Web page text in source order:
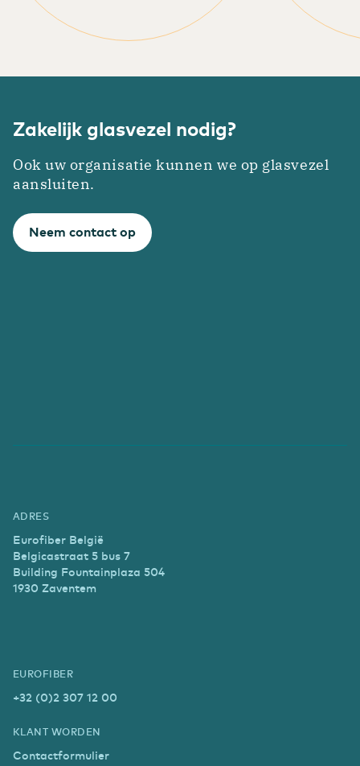
Zakelijk glasvezel nodig?
Ook uw organisatie kunnen we op glasvezel
aansluiten.
Neem contact op
ADRES
Eurofiber België
Belgicastraat 5 bus 7
Building Fountainplaza 504
1930 Zaventem
EUROFIBER
+32 (0)2 307 12 00
KLANT WORDEN
Contactformulier